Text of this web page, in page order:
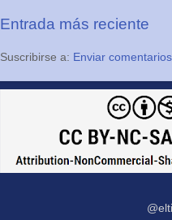
Entrada más reciente
Suscribirse a: Enviar